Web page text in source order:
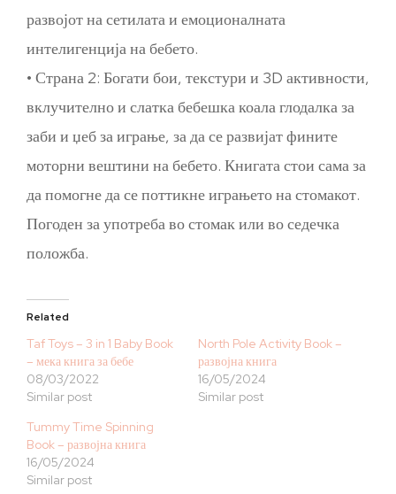
развојот на сетилата и емоционалната
интелигенција на бебето.
• Страна 2: Богати бои, текстури и 3D активности,
вклучително и слатка бебешка коала глодалка за
заби и џеб за играње, за да се развијат фините
моторни вештини на бебето. Книгата стои сама за
да помогне да се поттикне играњето на стомакот.
Погоден за употреба во стомак или во седечка
положба.
Related
Taf Toys – 3 in 1 Baby Book
– мека книга за бебе
08/03/2022
Similar post
North Pole Activity Book –
развојна книга
16/05/2024
Similar post
Tummy Time Spinning
Book – развојна книга
16/05/2024
Similar post